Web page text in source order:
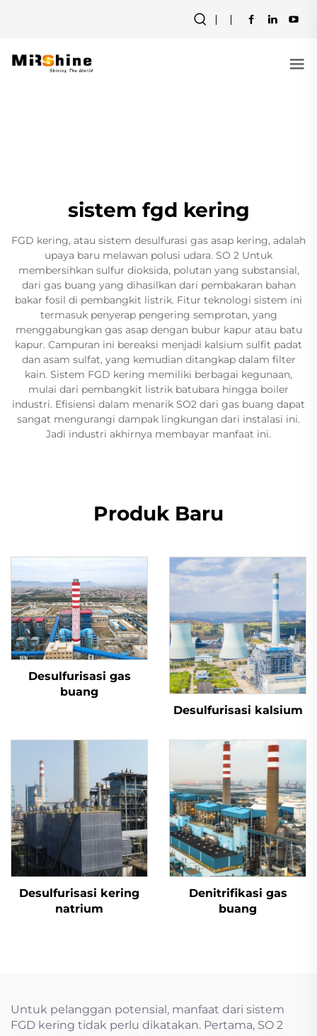
sistem fgd kering
FGD kering, atau sistem desulfurasi gas asap kering, adalah
upaya baru melawan polusi udara. SO 2 Untuk
membersihkan sulfur dioksida, polutan yang substansial,
dari gas buang yang dihasilkan dari pembakaran bahan
bakar fosil di pembangkit listrik. Fitur teknologi sistem ini
termasuk penyerap pengering semprotan, yang
menggabungkan gas asap dengan bubur kapur atau batu
kapur. Campuran ini bereaksi menjadi kalsium sulfit padat
dan asam sulfat, yang kemudian ditangkap dalam filter
kain. Sistem FGD kering memiliki berbagai kegunaan,
mulai dari pembangkit listrik batubara hingga boiler
industri. Efisiensi dalam menarik SO2 dari gas buang dapat
sangat mengurangi dampak lingkungan dari instalasi ini.
Jadi industri akhirnya membayar manfaat ini.
Produk Baru
Desulfurisasi gas
buang
Desulfurisasi kalsium
Desulfurisasi kering
natrium
Denitrifikasi gas
buang
Untuk pelanggan potensial, manfaat dari sistem
FGD kering tidak perlu dikatakan. Pertama, SO 2